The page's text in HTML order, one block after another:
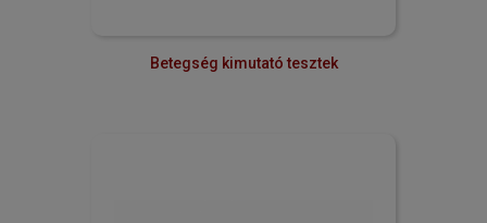
Betegség kimutató tesztek